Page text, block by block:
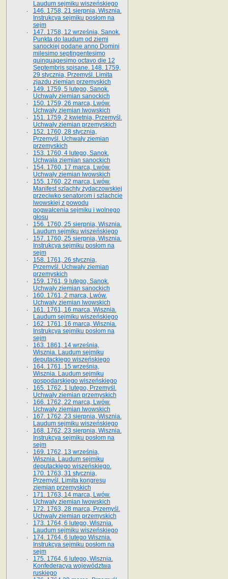
Laudum sejmiku wiszeńskiego
146. 1758, 21 sierpnia, Wisznia.
Instrukcya sejmiku posłom na
sejm
147. 1758, 12 września, Sanok.
Punkta do laudum od ziemi
sanockiej podane anno Domini
milesimo septingentesimo
quinquagesimo octavo die 12
Septembris spisane. 148. 1759,
29 stycznia, Przemyśl. Limita
zjazdu ziemian przemyskich
149. 1759, 5 lutego, Sanok.
Uchwały ziemian sanockich
150. 1759, 26 marca, Lwów.
Uchwały ziemian lwowskich
151. 1759, 2 kwietnia, Przemyśl.
Uchwały ziemian przemyskich
152. 1760, 28 stycznia,
Przemyśl. Uchwały ziemian
przemyskich
153. 1760, 4 lutego, Sanok.
Uchwała ziemian sanockich
154. 1760, 17 marca, Lwów.
Uchwały ziemian lwowskich
155. 1760, 22 marca, Lwów.
Manifest szlachty żydaczowskiej
przeciwko senatorom i szlachcie
lwowskiej z po­wodu
pogwałcenia sejmiku i wolnego
głosu
156. 1760, 25 sierpnia, Wisznia.
Laudum sejmiku wiszeńskiego
157. 1760, 25 sierpnia, Wisznia.
Instrukcya sejmiku posłom na
sejm
158. 1761, 26 stycznia,
Przemyśl. Uchwały ziemian
przemyskich
159. 1761, 9 lutego, Sanok.
Uchwały ziemian sanockich
160. 1761, 2 marca, Lwów.
Uchwały ziemian lwowskich
161. 1761, 16 marca, Wisznia.
Laudum sejmiku wiszeńskiego
162. 1761, 16 marca, Wisznia.
Instrukcya sejmiku posłom na
sejm
163. 1861, 14 września,
Wisznia. Laudum sejmiku
deputackiego wiszeńskiego
164. 1761, 15 września,
Wisznia. Laudum sejmiku
gospodarskiego wiszeńskiego
165. 1762, 1 lutego, Przemyśl.
Uchwały ziemian przemyskich
166. 1762, 22 marca, Lwów.
Uchwały ziemian lwowskich
167. 1762, 23 sierpnia, Wisznia.
Laudum sejmiku wiszeńskiego
168. 1762, 23 sierpnia, Wisznia.
Instrukcya sejmiku posłom na
sejm
169. 1762, 13 września,
Wisznia. Laudum sejmiku
deputackiego wiszeńskiego.
170. 1763, 31 stycznia,
Przemyśl. Limita kongresu
ziemian przemyskich
171. 1763, 14 marca, Lwów.
Uchwały ziemian lwowskich
172. 1763, 28 marca, Przemyśl.
Uchwały ziemian przemyskich
173. 1764, 6 lutego, Wisznia.
Laudum sejmiku wiszeńskiego
174. 1764, 6 lutego Wisznia.
Instrukcya sejmiku posłom na
sejm
175. 1764, 6 lutego, Wisznia.
Konfederacya województwa
ruskiego